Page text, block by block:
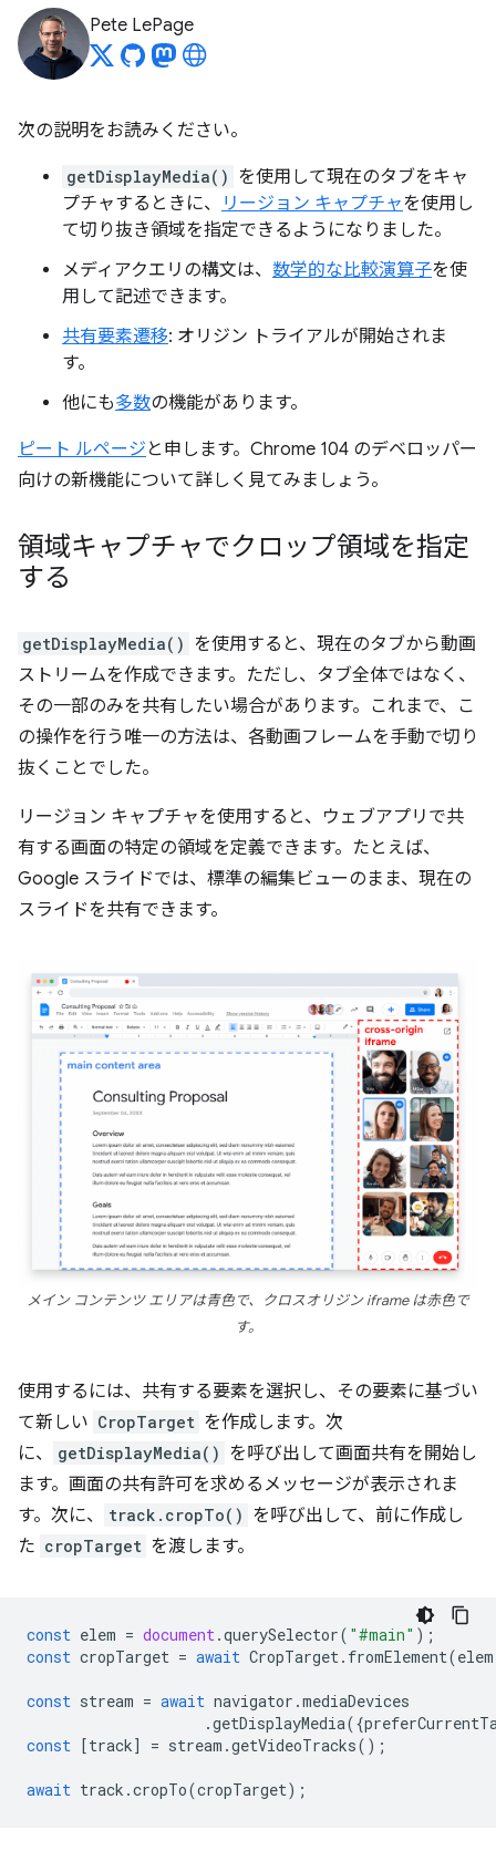
Pete LePage
次の説明をお読みください。
getDisplayMedia() を使用して現在のタブをキャ
プチャするときに、
リージョン キャプチャを使用し
て切り抜き領域を指定できるようになりました。
メディアクエリの構文は、 数学的な比較演算子を使
用して記述できます。
共有要素遷移: オリジン トライアルが開始されま
す。
他にも多数の機能があります。
ピート ルページ と申します。Chrome 104 のデベロッパー
向けの新機能について詳しく見てみましょう。
領域キャプチャでクロップ領域を指定
する
getDisplayMedia() を使用すると、現在のタブから動画
ストリームを作成できます。ただし、タブ全体ではなく、
その一部のみを共有したい場合があります。これまで、こ
の操作を行う唯一の方法は、各動画フレームを手動で切り
抜くことでした。
リージョン キャプチャを使用すると、ウェブアプリで共
有する画面の特定の領域を定義できます。たとえば、
Google スライドでは、標準の編集ビューのまま、現在の
スライドを共有できます。
メイン コンテンツ エリアは青色で、クロスオリジン iframe は赤色で
す。
使用するには、共有する要素を選択し、その要素に基づい
て新しい CropTarget を作成します。次
に、
getDisplayMedia() を呼び出して画面共有を開始し
ます。画面の共有許可を求めるメッセージが表示されま
す。次に、
track.cropTo() を呼び出して、前に作成し
た cropTarget を渡します。
const elem = document.querySelector( "#main" );
const cropTarget = await CropTarget. fromElement(elem
const stream = await navigator .mediaDevices
.getDisplayMedia({
const [track] = stream .getVideoTracks();
await track .cropTo(cropTarget);